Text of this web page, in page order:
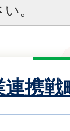
。
連携戦